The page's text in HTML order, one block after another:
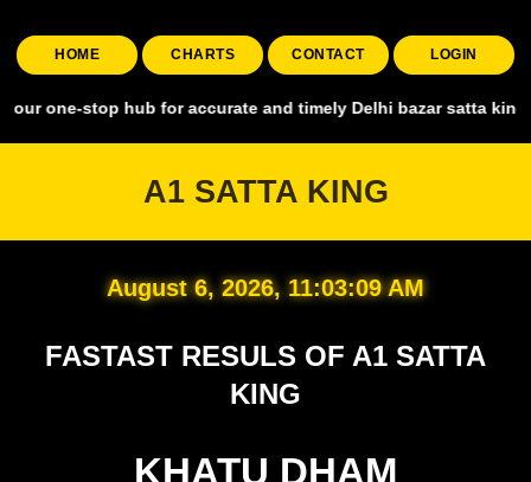
HOME CHARTS CONTACT LOGIN
hub for accurate and timely Delhi bazar satta king,
A1 SATTA KING
August 6, 2026, 11:03:10 AM
FASTAST RESULS OF A1 SATTA
KING
KHATU DHAM